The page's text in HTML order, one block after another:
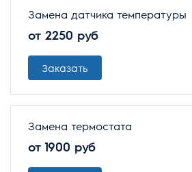
Замена датчика температуры
от 2250 руб
Заказать
Замена термостата
от 1900 руб